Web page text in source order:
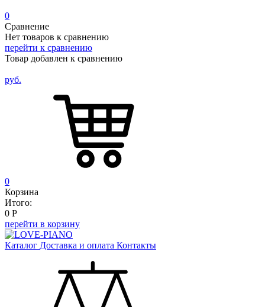
0
Сравнение
Нет товаров к сравнению
перейти к сравнению
Товар добавлен к сравнению
руб.
0
Корзина
Итого:
0 Р
перейти в корзину
Каталог Доставка и оплата Контакты